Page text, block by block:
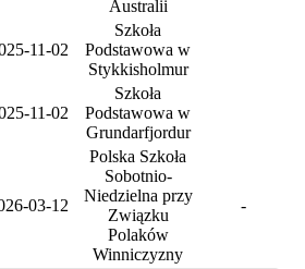
Australii
11-02
Szkoła
Podstawowa w
Stykkisholmur
11-02
Szkoła
Podstawowa w
Grundarfjordur
03-12
Polska Szkoła
Sobotnio-
Niedzielna przy
Związku
Polaków
Winniczyzny
-